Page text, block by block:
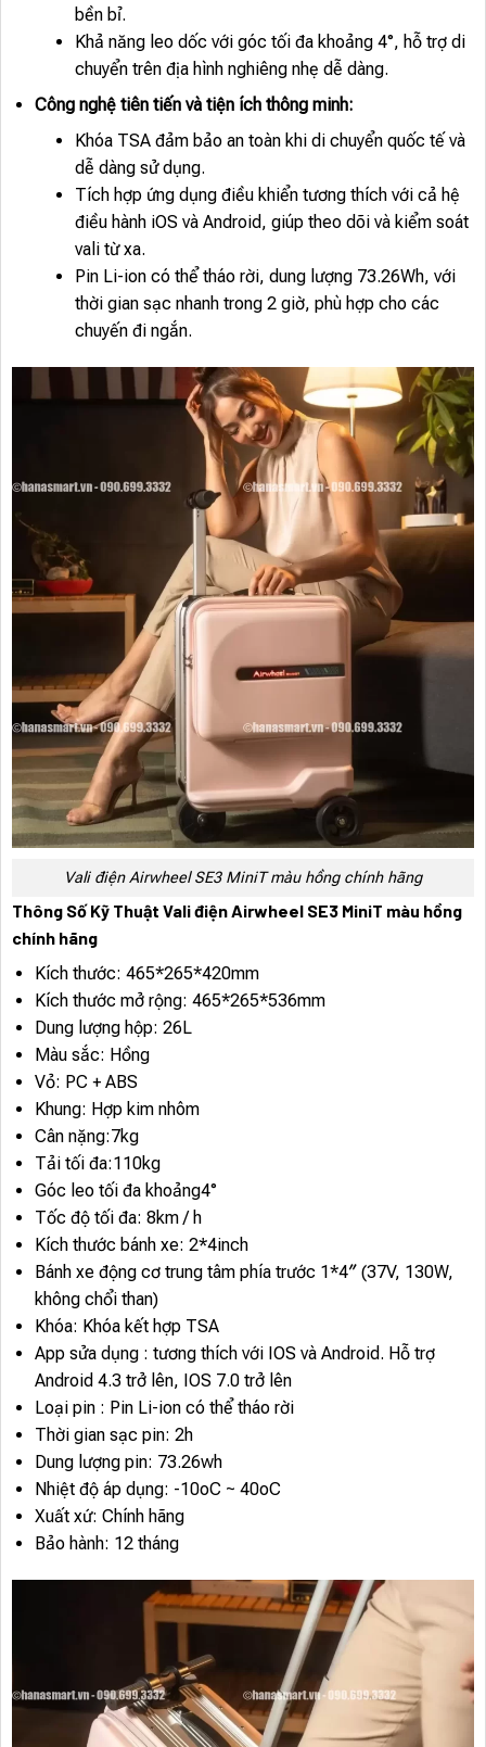
bền bỉ.
Khả năng leo dốc với góc tối đa khoảng 4°, hỗ trợ di
chuyển trên địa hình nghiêng nhẹ dễ dàng.
Công nghệ tiên tiến và tiện ích thông minh:
Khóa TSA đảm bảo an toàn khi di chuyển quốc tế và
dễ dàng sử dụng.
Tích hợp ứng dụng điều khiển tương thích với cả hệ
điều hành iOS và Android, giúp theo dõi và kiểm soát
vali từ xa.
Pin Li-ion có thể tháo rời, dung lượng 73.26Wh, với
thời gian sạc nhanh trong 2 giờ, phù hợp cho các
chuyến đi ngắn.
Vali điện Airwheel SE3 MiniT màu hồng chính hãng
Thông Số Kỹ Thuật Vali điện Airwheel SE3 MiniT màu hồng
chính hãng
Kích thước: 465*265*420mm
Kích thước mở rộng: 465*265*536mm
Dung lượng hộp: 26L
Màu sắc: Hồng
Vỏ: PC + ABS
Khung: Hợp kim nhôm
Cân nặng:7kg
Tải tối đa:110kg
Góc leo tối đa khoảng4°
Tốc độ tối đa: 8km / h
Kích thước bánh xe: 2*4inch
Bánh xe động cơ trung tâm phía trước 1*4″ (37V, 130W,
không chổi than)
Khóa: Khóa kết hợp TSA
App sửa dụng : tương thích với IOS và Android. Hỗ trợ
Android 4.3 trở lên, IOS 7.0 trở lên
Loại pin : Pin Li-ion có thể tháo rời
Thời gian sạc pin: 2h
Dung lượng pin: 73.26wh
Nhiệt độ áp dụng: -10oC ~ 40oC
Xuất xứ: Chính hãng
Bảo hành: 12 tháng